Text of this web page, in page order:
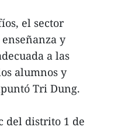
el sector
y
a las
alumnos y
Tri Dung.
del distrito 1 de